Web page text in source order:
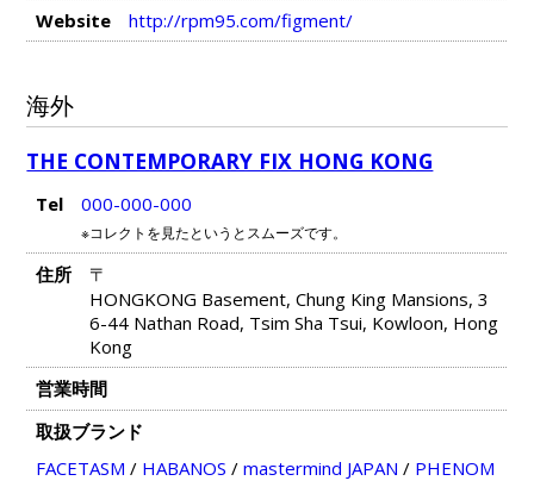
Website
http://rpm95.com/figment/
海外
THE CONTEMPORARY FIX HONG KONG
Tel 000-000-000
※コレクトを見たというとスムーズです。
住所
〒
HONGKONG Basement, Chung King Mansions, 3
6-44 Nathan Road, Tsim Sha Tsui, Kowloon, Hong
Kong
営業時間
取扱ブランド
FACETASM / HABANOS / mastermind JAPAN / PHENOM